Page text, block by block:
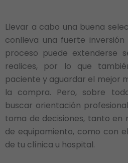
Llevar a cabo una buena
conlleva una fuerte
proceso puede extenderse
realices, por lo que
paciente y aguardar el mejor
la compra. Pero, sobre
buscar orientación
toma de decisiones, tanto en
de equipamiento, como con
de tu clínica u hospital.